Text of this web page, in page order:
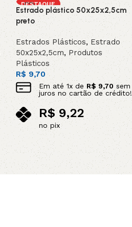
DESTAQUE
Estrado plástico 50x25x2,5cm
preto
Estrados Plásticos, Estrado
50x25x2,5cm, Produtos
Plásticos
R$ 9,70
Em até1x deR$9,70sem
juros no cartão de crédito!
R$9,22
no pix
Adicionar ao carrinho